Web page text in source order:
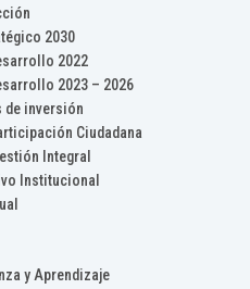
2030
2022
2023 – 2026
de inversión
Ciudadana
Integral
Institucional
y Aprendizaje